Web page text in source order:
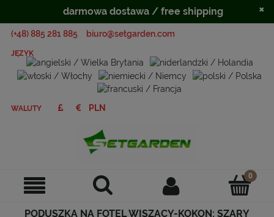
(+48) 885 281 885 biuro@setgarden.com
JĘZYK
WALUTY
PODUSZKA NA FOTEL WISZĄCY-KOKON: SZARY
darmowa dostawa / free shipping ×